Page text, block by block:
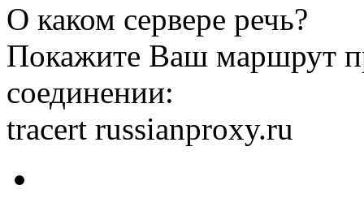
О каком сервере речь?
Покажите Ваш маршрут
соединении:
tracert russianproxy.ru